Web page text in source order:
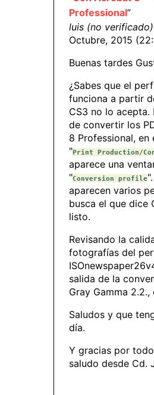
Professional”
luis (no verificado)
Octubre, 2015
Buenas tardes
¿Sabes que el
funciona a partir
CS3 no lo acepta.
de convertir los
8 Professional,
"Print Production/
aparece una
"Conversion profile
aparecen varios
busca el que dice
listo.
Revisando la
fotografías del
salida de la
Gray Gamma
Saludos y que
día.
Y gracias por
saludo desde Cd.